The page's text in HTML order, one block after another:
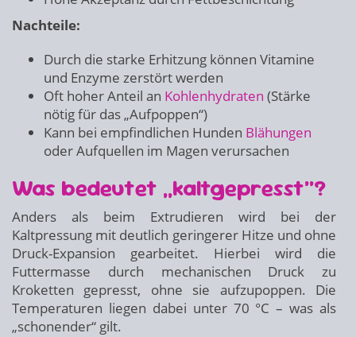
Nachteile:
Durch die starke Erhitzung können Vitamine
und Enzyme zerstört werden
Oft hoher Anteil an Kohlenhydraten (Stärke
nötig für das „Aufpoppen“)
Kann bei empfindlichen Hunden Blähungen
oder Aufquellen im Magen verursachen
Was bedeutet „kaltgepresst“?
Anders als beim Extrudieren wird bei der
Kaltpressung mit deutlich geringerer Hitze und ohne
Druck-Expansion gearbeitet. Hierbei wird die
Futtermasse durch mechanischen Druck zu
Kroketten gepresst, ohne sie aufzupoppen. Die
Temperaturen liegen dabei unter 70 °C – was als
„schonender“ gilt.